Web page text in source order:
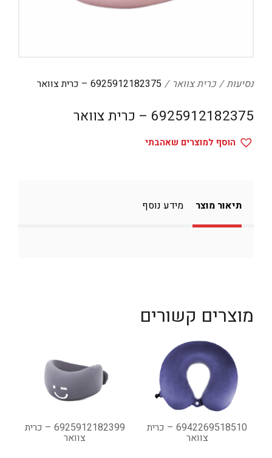
טיפוח
מסיבות וימי הולדת
נסיעות כרית צוואר 6925912182375 – כרית צוואר
6925912182375 – כרית צוואר
הוסף למוצרים שאהבתי
תיאור מוצר מידע נוסף
מוצרים קשורים
6942269518510 – כרית
צוואר
6925912182399 – כרית
צוואר